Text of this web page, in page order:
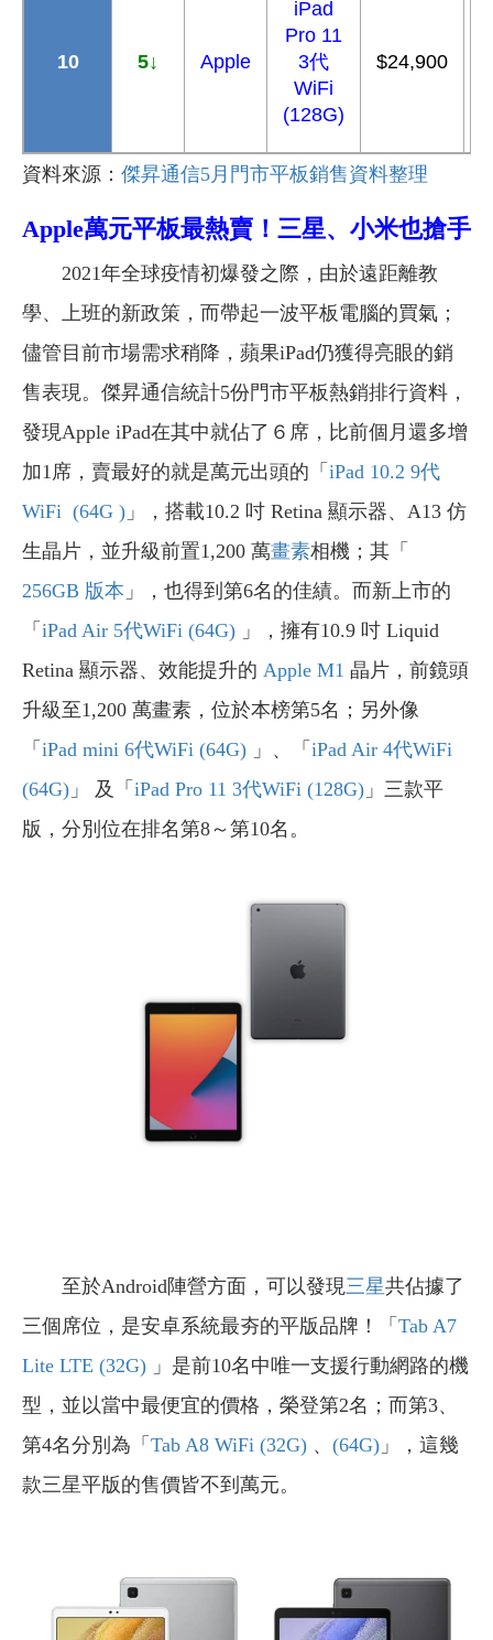
10 5↓ Apple
iPad
Pro 11
3代
WiFi
(128G)
$24,900
資料來源： 傑昇通信5月門市平板銷售資料整理
Apple萬元平板最熱賣！ 三星、小米也搶手
2021年全球疫情初爆發之際，由於遠距離教
學、上班的新政策，而帶起一波平板電腦的買氣；
儘管目前市場需求稍降，蘋果iPad仍獲得亮眼的銷
售表現。傑昇通信統計5份門市平板熱銷排行資料，
發現Apple iPad在其中就佔了６席，比前個月還多增
加1席，賣最好的就是萬元出頭的「 iPad 10.2 9代
WiFi (64G ) 」，搭載10.2 吋 Retina 顯示器、A13 仿
生晶片，並升級前置1,200 萬畫素相機 ；其「
256GB 版本 」，也得到第6名的佳績。而新上市的
「 iPad Air 5代WiFi (64G) 」，擁有10.9 吋 Liquid
Retina 顯示器、效能提升的 Apple M1 晶片，前鏡頭
升級至1,200 萬畫素， 位於本榜第5名；另外像
「 iPad mini 6代WiFi (64G) 」、「 iPad Air 4代WiFi
(64G) 」 及「 iPad Pro 11 3代WiFi (128G) 」三款平
版，分別位在排名第8～第10名。
至於Android陣營方面，可以發現三星共佔據了
三個席位，是安卓系統最夯的平版品牌！「 Tab A7
Lite LTE (32G) 」是前10名中唯一支援行動網路的機
型，並以當中最便宜的價格，榮登第2名；而第3、
第4名分別為「 Tab A8 WiFi (32G) 、 (64G) 」，這幾
款三星平版的售價皆不到萬元。